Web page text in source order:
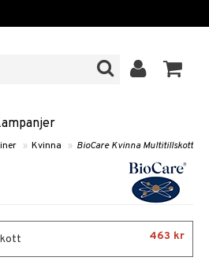
» Kvinna » BioCare Kvinna Multitillskott
463 kr